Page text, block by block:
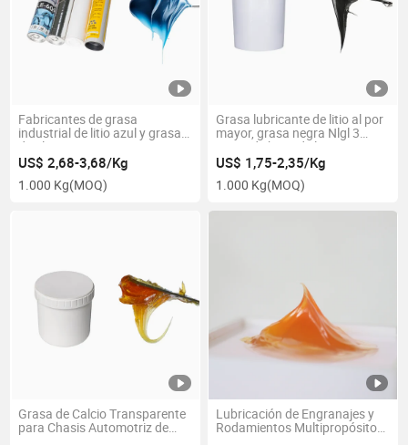
Fabricantes de grasa
industrial de litio azul y grasa
de alta temperatura para
rodamientos
US$ 2,68-3,68/Kg
1.000 Kg(MOQ)
Grasa lubricante de litio al por
mayor, grasa negra Nlgl 3
grasa de base de litio con
disulfuro de molibdeno
US$ 1,75-2,35/Kg
1.000 Kg(MOQ)
Grasa de Calcio Transparente
para Chasis Automotriz de
Lubricación de Engranajes y
Rodamientos Multipropósito